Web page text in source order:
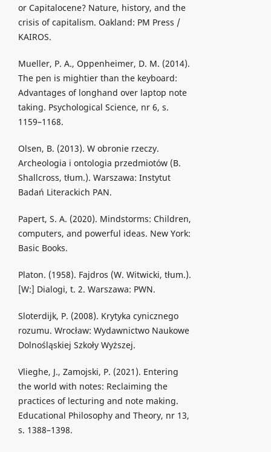
or Capitalocene? Nature, history, and the
crisis of capitalism. Oakland: PM Press /
KAIROS.
Mueller, P. A., Oppenheimer, D. M. (2014).
The pen is mightier than the keyboard:
Advantages of longhand over laptop note
taking. Psychological Science, nr 6, s.
1159–1168.
Olsen, B. (2013). W obronie rzeczy.
Archeologia i ontologia przedmiotów (B.
Shallcross, tłum.). Warszawa: Instytut
Badań Literackich PAN.
Papert, S. A. (2020). Mindstorms: Children,
computers, and powerful ideas. New York:
Basic Books.
Platon. (1958). Fajdros (W. Witwicki, tłum.).
[W:] Dialogi, t. 2. Warszawa: PWN.
Sloterdijk, P. (2008). Krytyka cynicznego
rozumu. Wrocław: Wydawnictwo Naukowe
Dolnośląskiej Szkoły Wyższej.
Vlieghe, J., Zamojski, P. (2021). Entering
the world with notes: Reclaiming the
practices of lecturing and note making.
Educational Philosophy and Theory, nr 13,
s. 1388–1398.